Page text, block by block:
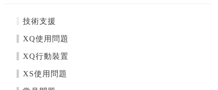
技術支援
XQ使用問題
XQ行動裝置
XS使用問題